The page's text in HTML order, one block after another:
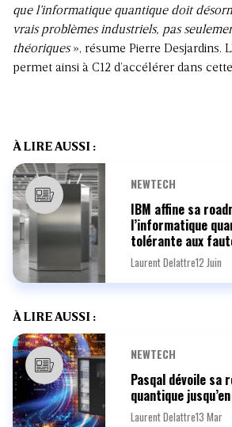
que l’informatique quantique doit
vrais problèmes industriels, pas
théoriques», résume Pierre Desjardins.
permet ainsi à C12 d’accélérer dans
À LIRE AUSSI :
NEWTECH
IBM affine sa
l’informatique
tolérante aux
Laurent Delattre12 Juin
À LIRE AUSSI :
NEWTECH
Pasqal dévoile sa
quantique
Laurent Delattre13 Mar